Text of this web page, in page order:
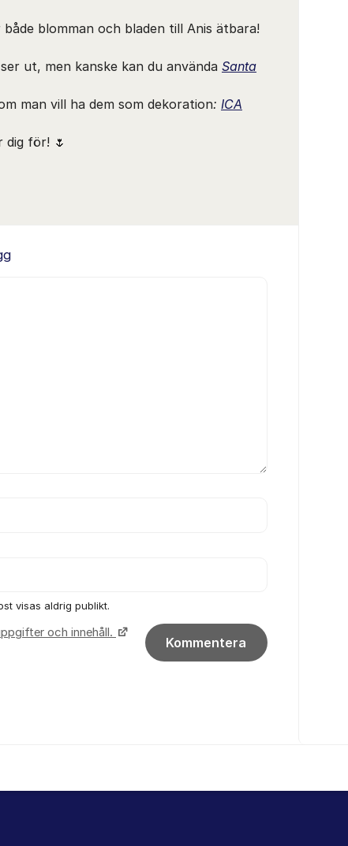
blomman och bladen till Anis ätbara!
ut, men kanske kan du använda Santa
man vill ha dem som dekoration: ICA
dig för! 🌷
visas aldrig publikt.
och innehåll.
Kommentera